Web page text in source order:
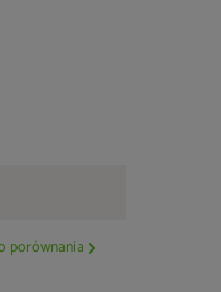
porównania